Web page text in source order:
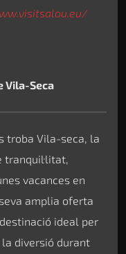
Vila-Seca
troba Vila-seca, la
tranquil·litat,
vacances en
amplia oferta
ideal per
diversió durant